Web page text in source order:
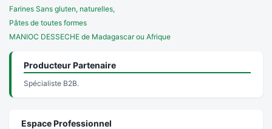
Farines Sans gluten, naturelles,
Pâtes de toutes formes
MANIOC DESSECHE de Madagascar ou Afrique
Producteur Partenaire
Spécialiste B2B.
Espace Professionnel